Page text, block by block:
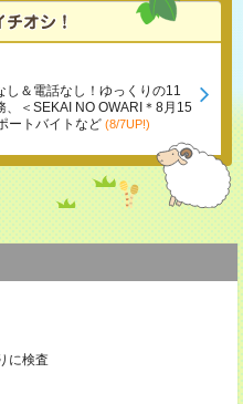
し＆電話なし！ゆっくりの11
＜SEKAI NO OWARI＊8月15
ートバイトなど (8/7UP!)
に検査